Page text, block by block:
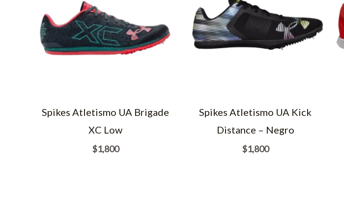
Spikes Atletismo UA Brigade
XC Low
$1,800
Spikes Atletismo UA Kick
Distance – Negro
$1,800